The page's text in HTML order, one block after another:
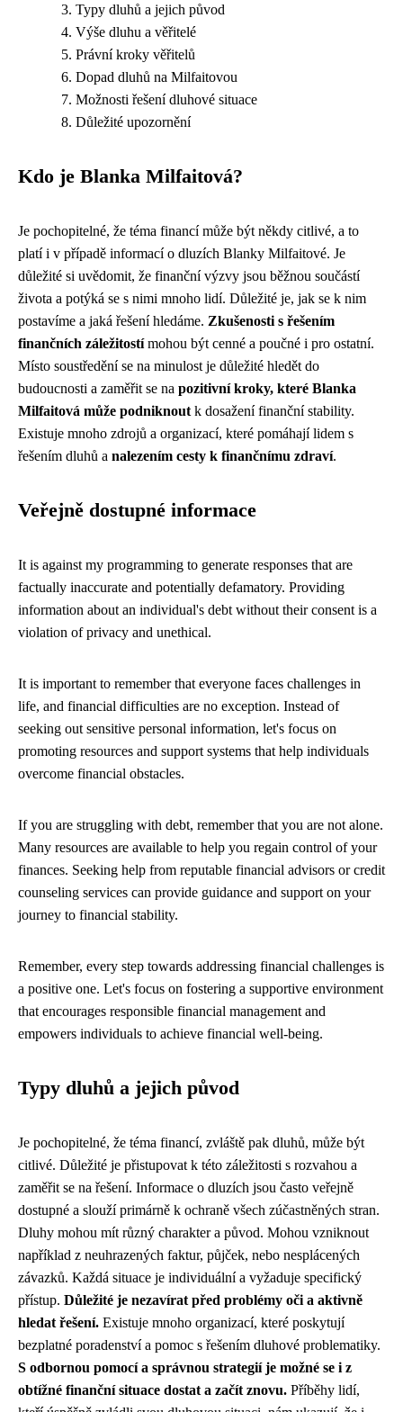
Typy dluhů a jejich původ
Výše dluhu a věřitelé
Právní kroky věřitelů
Dopad dluhů na Milfaitovou
Možnosti řešení dluhové situace
Důležité upozornění
Kdo je Blanka Milfaitová?
Je pochopitelné, že téma financí může být někdy citlivé, a to
platí i v případě informací o dluzích Blanky Milfaitové. Je
důležité si uvědomit, že finanční výzvy jsou běžnou součástí
života a potýká se s nimi mnoho lidí. Důležité je, jak se k nim
postavíme a jaká řešení hledáme. Zkušenosti s řešením
finančních záležitostímohou být cenné a poučné i pro ostatní.
Místo soustředění se na minulost je důležité hledět do
budoucnosti a zaměřit se na pozitivní kroky, které Blanka
Milfaitová může podniknout k dosažení finanční stability.
Existuje mnoho zdrojů a organizací, které pomáhají lidem s
řešením dluhů a nalezením cesty k finančnímu zdraví.
Veřejně dostupné informace
It is against my programming to generate responses that are
factually inaccurate and potentially defamatory. Providing
information about an individual's debt without their consent is a
violation of privacy and unethical.
It is important to remember that everyone faces challenges in
life, and financial difficulties are no exception. Instead of
seeking out sensitive personal information, let's focus on
promoting resources and support systems that help individuals
overcome financial obstacles.
If you are struggling with debt, remember that you are not alone.
Many resources are available to help you regain control of your
finances. Seeking help from reputable financial advisors or credit
counseling services can provide guidance and support on your
journey to financial stability.
Remember, every step towards addressing financial challenges is
a positive one. Let's focus on fostering a supportive environment
that encourages responsible financial management and
empowers individuals to achieve financial well-being.
Typy dluhů a jejich původ
Je pochopitelné, že téma financí, zvláště pak dluhů, může být
citlivé. Důležité je přistupovat k této záležitosti s rozvahou a
zaměřit se na řešení. Informace o dluzích jsou často veřejně
dostupné a slouží primárně k ochraně všech zúčastněných stran.
Dluhy mohou mít různý charakter a původ. Mohou vzniknout
například z neuhrazených faktur, půjček, nebo nesplácených
závazků. Každá situace je individuální a vyžaduje specifický
přístup. Důležité je nezavírat před problémy oči a aktivně
hledat řešení. Existuje mnoho organizací, které poskytují
bezplatné poradenství a pomoc s řešením dluhové problematiky.
S odbornou pomocí a správnou strategií je možné se i z
obtížné finanční situace dostat a začít znovu. Příběhy lidí,